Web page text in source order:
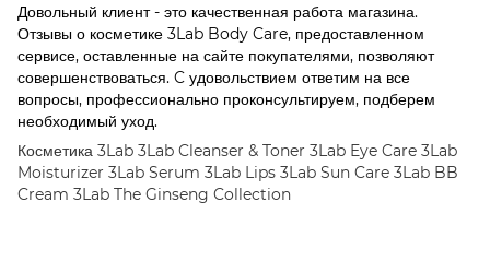
Довольный клиент - это качественная работа магазина.
Отзывы о косметике 3Lab Body Care, предоставленном
сервисе, оставленные на сайте покупателями, позволяют
совершенствоваться. C удовольствием ответим на все
вопросы, профессионально проконсультируем, подберем
необходимый уход.
Косметика 3Lab 3Lab Cleanser & Toner 3Lab Eye Care 3Lab
Moisturizer 3Lab Serum 3Lab Lips 3Lab Sun Care 3Lab BB
Cream 3Lab The Ginseng Collection